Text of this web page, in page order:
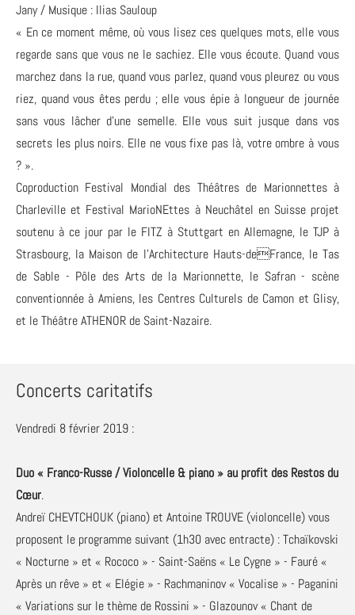
Jany / Musique : Ilias Sauloup
« En ce moment même, où vous lisez ces quelques mots, elle vous
regarde sans que vous ne le sachiez. Elle vous écoute. Quand vous
marchez dans la rue, quand vous parlez, quand vous pleurez ou vous
riez, quand vous êtes perdu ; elle vous épie à longueur de journée
sans vous lâcher d’une semelle. Elle vous suit jusque dans vos
secrets les plus noirs. Elle ne vous fixe pas là, votre ombre à vous
? ».
Coproduction Festival Mondial des Théâtres de Marionnettes à
Charleville et Festival MarioNEttes à Neuchâtel en Suisse projet
soutenu à ce jour par le FITZ à Stuttgart en Allemagne, le TJP à
Strasbourg, la Maison de l'Architecture Hauts-deFrance, le Tas
de Sable - Pôle des Arts de la Marionnette, le Safran - scène
conventionnée à Amiens, les Centres Culturels de Camon et Glisy,
et le Théâtre ATHENOR de Saint-Nazaire.
Concerts caritatifs
Vendredi 8 février 2019 :
Duo « Franco-Russe / Violoncelle & piano » au profit des Restos du
Cœur.
Andreï CHEVTCHOUK (piano) et Antoine TROUVE (violoncelle) vous
proposent le programme suivant (1h30 avec entracte) : Tchaïkovski
« Nocturne » et « Rococo » - Saint-Saëns « Le Cygne » - Fauré «
Après un rêve » et « Elégie » - Rachmaninov « Vocalise » - Paganini
« Variations sur le thème de Rossini » - Glazounov « Chant de